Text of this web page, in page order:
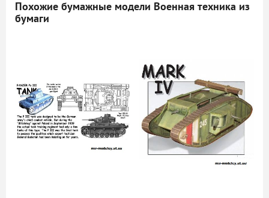
Похожие бумажные модели Военная техника из
бумаги